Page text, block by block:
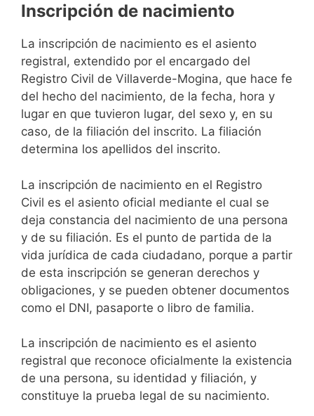
Inscripción de nacimiento
La inscripción de nacimiento es el asiento
registral, extendido por el encargado del
Registro Civil de Villaverde-Mogina, que hace fe
del hecho del nacimiento, de la fecha, hora y
lugar en que tuvieron lugar, del sexo y, en su
caso, de la filiación del inscrito. La filiación
determina los apellidos del inscrito.
La inscripción de nacimiento en el Registro
Civil es el asiento oficial mediante el cual se
deja constancia del nacimiento de una persona
y de su filiación. Es el punto de partida de la
vida jurídica de cada ciudadano, porque a partir
de esta inscripción se generan derechos y
obligaciones, y se pueden obtener documentos
como el DNI, pasaporte o libro de familia.
La inscripción de nacimiento es el asiento
registral que reconoce oficialmente la existencia
de una persona, su identidad y filiación, y
constituye la prueba legal de su nacimiento.